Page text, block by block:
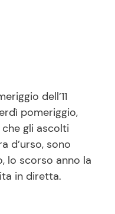
dell’11
pomeriggio,
gli ascolti
d’urso, sono
lo scorso anno la
in diretta.